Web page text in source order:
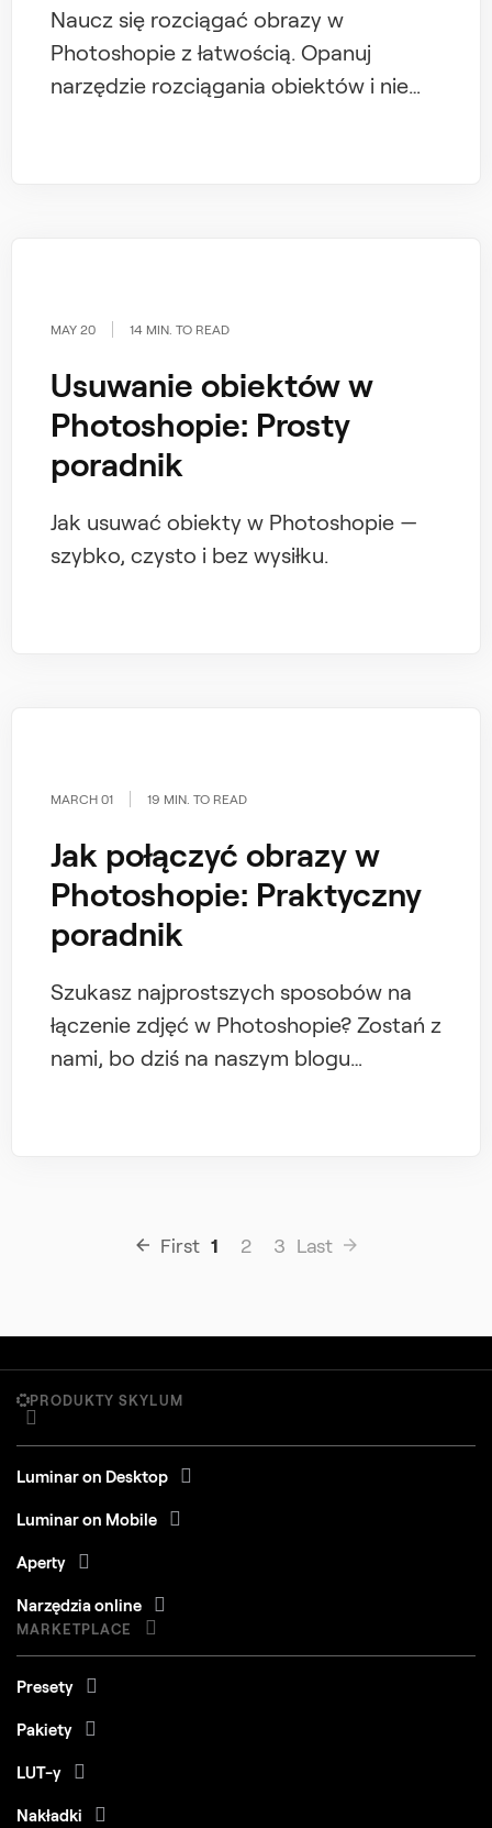
Naucz się rozciągać obrazy w
Photoshopie z łatwością. Opanuj
narzędzie rozciągania obiektów i nie
MAY 20 14 MIN. TO READ
Usuwanie obiektów w
Photoshopie: Prosty
poradnik
Jak usuwać obiekty w Photoshopie —
szybko, czysto i bez wysiłku.
MARCH 01 19 MIN. TO READ
Jak połączyć obrazy w
Photoshopie: Praktyczny
poradnik
Szukasz najprostszych sposobów na
łączenie zdjęć w Photoshopie? Zostań z
nami, bo dziś na naszym blogu
First 1 2 3 Last
PRODUKTY SKYLUM
Luminar on Desktop
Luminar on Mobile
Aperty
Narzędzia online
MARKETPLACE
Presety
Pakiety
LUT-y
Nakładki